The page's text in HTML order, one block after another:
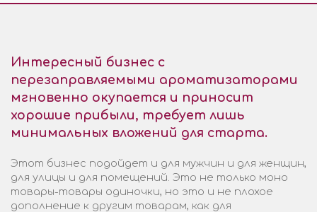
Интересный бизнес с
перезаправляемыми ароматизаторами
мгновенно окупается и приносит
хорошие прибыли, требует лишь
минимальных вложений для старта.
Этот бизнес подойдет и для мужчин и для женщин,
для улицы и для помещений. Это не только моно
товары-товары одиночки, но это и не плохое
дополнение к другим товарам, как для